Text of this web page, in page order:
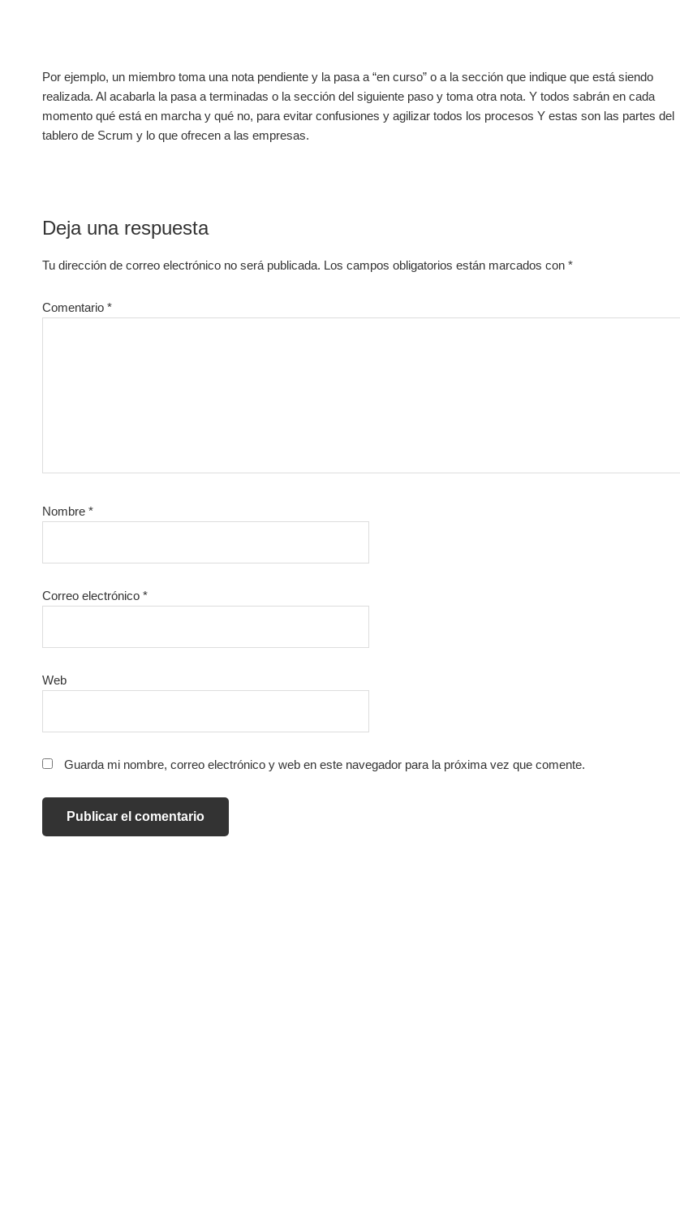
Por ejemplo, un miembro toma una nota pendiente y la pasa a “en curso” o a la sección que indique que está siendo
realizada. Al acabarla la pasa a terminadas o la sección del siguiente paso y toma otra nota. Y todos sabrán en cada
momento qué está en marcha y qué no, para evitar confusiones y agilizar todos los procesos Y estas son las partes del
tablero de Scrum y lo que ofrecen a las empresas.
Interacciones
con
lectores
Deja una respuesta
Tu dirección de correo electrónico no será publicada. Los campos obligatorios están marcados con *
Comentario *
Nombre *
Correo electrónico *
Web
Guarda mi nombre, correo electrónico y web en este navegador para la próxima vez que comente.